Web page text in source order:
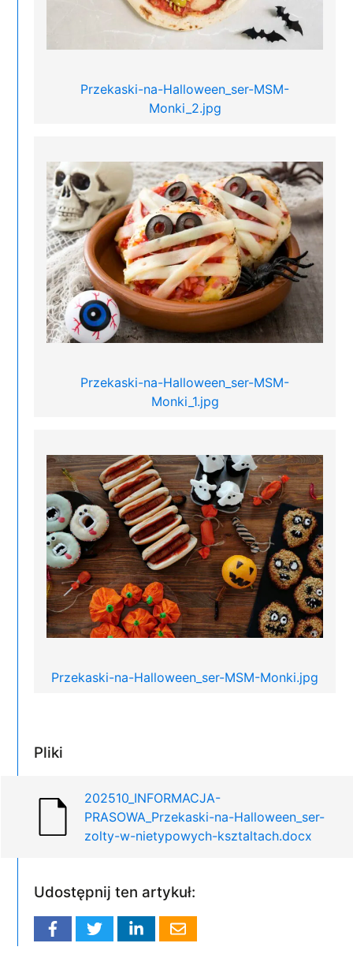
Przekaski-na-Halloween_ser-MSM-
Monki_2.jpg
Przekaski-na-Halloween_ser-MSM-
Monki_1.jpg
Przekaski-na-Halloween_ser-MSM-Monki.jpg
Pliki
202510_INFORMACJA-
PRASOWA_Przekaski-na-Halloween_ser-
zolty-w-nietypowych-ksztaltach.docx
Udostępnij ten artykuł: